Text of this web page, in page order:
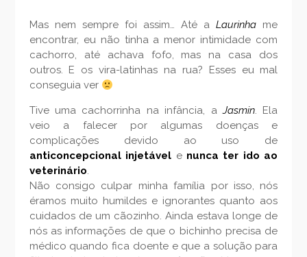
Mas nem sempre foi assim… Até aLaurinha me
encontrar, eu não tinha a menor intimidade com
cachorro, até achava fofo, mas na casa dos
outros. E os vira-latinhas na rua? Esses eu mal
conseguia ver
Tive uma cachorrinha na infância, aJasmin. Ela
veio a falecer por algumas doenças e
complicações devido ao uso de
anticoncepcional injetável e nunca ter ido ao
veterinário.
Não consigo culpar minha família por isso, nós
éramos muito humildes e ignorantes quanto aos
cuidados de um cãozinho. Ainda estava longe de
nós as informações de que o bichinho precisa de
médico quando fica doente e que a solução para